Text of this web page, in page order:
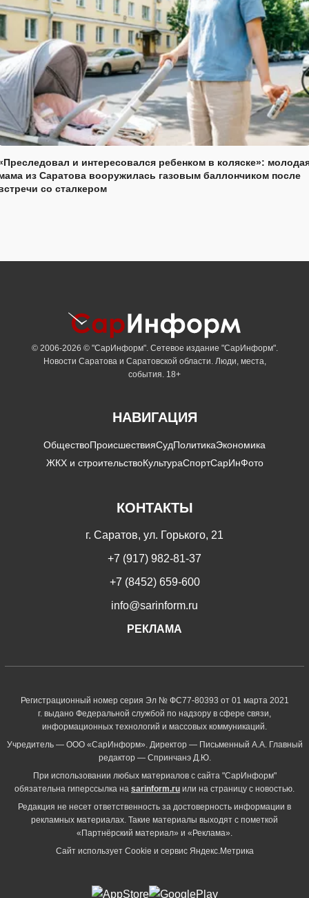
и интересовался ребенком в коляске»:
из Саратова вооружилась газовым баллончиком после
со сталкером
© 2006-2026 © "СарИнформ". Сетевое издание "СарИнформ".
Новости Саратова и Саратовской области. Люди, места,
события. 18+
НАВИГАЦИЯ
ОбществоПроисшествияСудПолитикаЭкономика
ЖКХ и строительствоКультураСпортСарИнФото
КОНТАКТЫ
г. Саратов, ул. Горького, 21
+7 (917) 982-81-37
+7 (8452) 659-600
info@sarinform.ru
РЕКЛАМА
Регистрационный номер серия Эл № ФС77-80393 от 01 марта 2021
г. выдано Федеральной службой по надзору в сфере связи,
информационных технологий и массовых коммуникаций.
Учредитель — ООО «СарИнформ». Директор — Письменный А.А. Главный
редактор — Спринчанэ Д.Ю.
При использовании любых материалов с сайта "СарИнформ"
обязательна гиперссылка на sarinform.ru или на страницу с новостью.
Редакция не несет ответственность за достоверность информации в
рекламных материалах. Такие материалы выходят с пометкой
«Партнёрский материал» и «Реклама».
Сайт использует Cookie и сервиc Яндекс.Метрика